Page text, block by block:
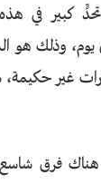
كبير في
وذلك هو
غير حكيمة،
فرق